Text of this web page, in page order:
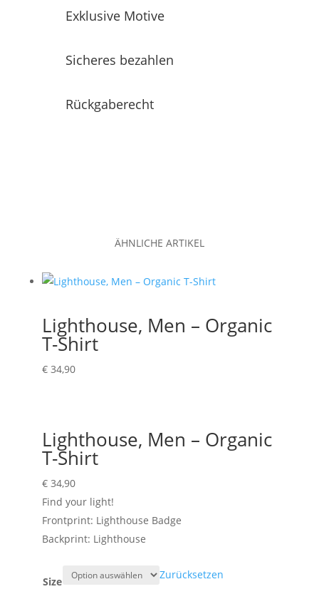
Exklusive Motive
Sicheres bezahlen
Rückgaberecht
ÄHNLICHE ARTIKEL
Lighthouse, Men – Organic
T-Shirt
€34,90
Lighthouse, Men – Organic
T-Shirt
€34,90
Find your light!
Frontprint: Lighthouse Badge
Backprint: Lighthouse
Size
Zurücksetzen